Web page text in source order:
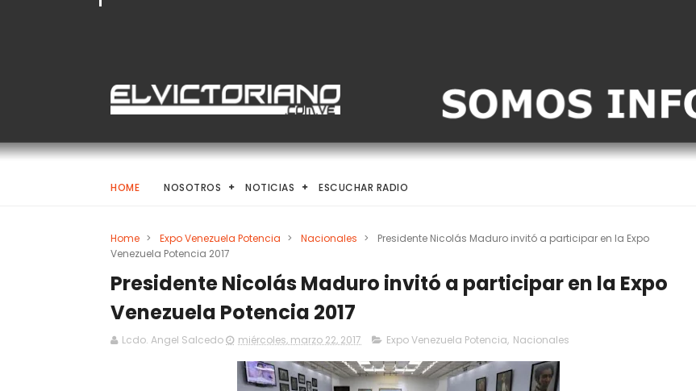
HOME NOSOTROS NOTICIAS ESCUCHAR RADIO
Home > Expo Venezuela Potencia > Nacionales >
Presidente Nicolás Maduro invitó a participar en la Expo
Venezuela Potencia 2017
Presidente Nicolás Maduro invitó a participar en la Expo
Venezuela Potencia 2017
Lcdo. Angel Salcedo miércoles, marzo 22, 2017 Expo Venezuela Potencia, Nacionales